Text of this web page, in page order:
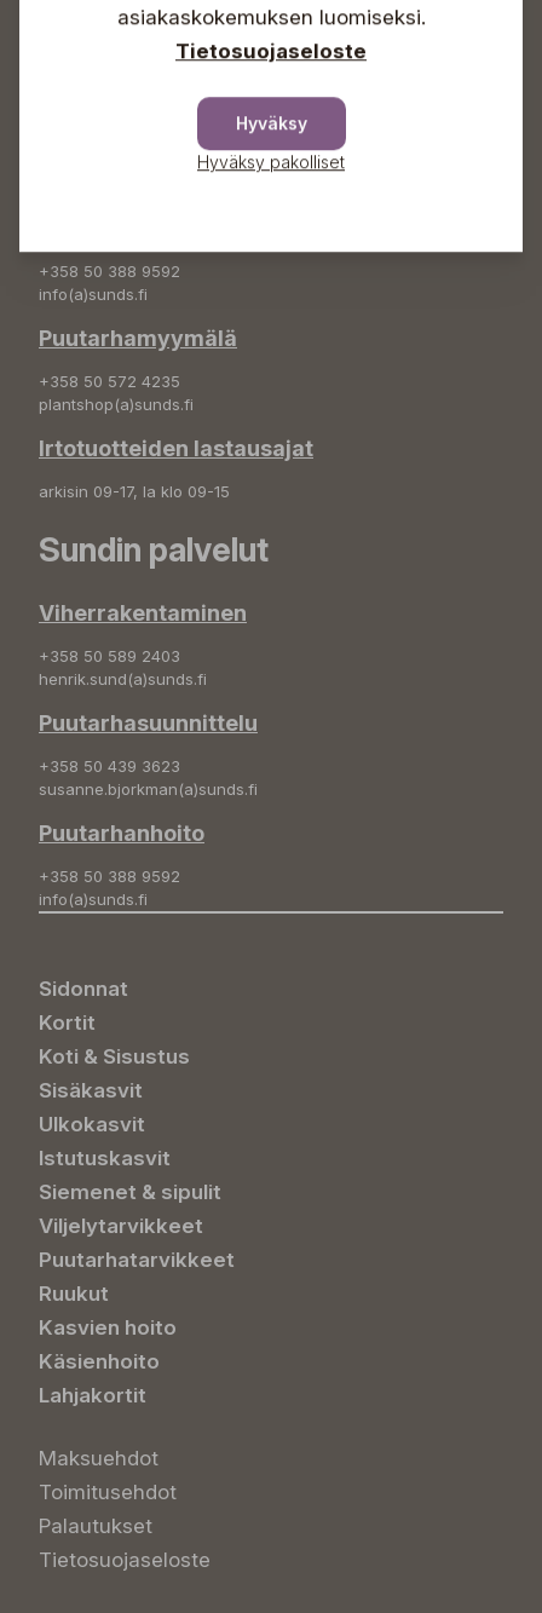
+358 50 388 9592
+358 50 388 9592
info(a)sunds.fi
Puutarhamyymälä
+358 50 572 4235
plantshop(a)sunds.fi
Irtotuotteiden lastausajat
arkisin 09-17, la klo 09-15
Sundin palvelut
Viherrakentaminen
+358 50 589 2403
henrik.sund(a)sunds.fi
Puutarhasuunnittelu
+358 50 439 3623
susanne.bjorkman(a)sunds.fi
Puutarhanhoito
+358 50 388 9592
info(a)sunds.fi
Sidonnat
Kortit
Koti & Sisustus
Sisäkasvit
Ulkokasvit
Istutuskasvit
Siemenet & sipulit
Viljelytarvikkeet
Puutarhatarvikkeet
Ruukut
Kasvien hoito
Käsienhoito
Lahjakortit
Maksuehdot
Toimitusehdot
Palautukset
Tietosuojaseloste
asiakaskokemuksen luomiseksi.
Tietosuojaseloste
Hyväksy
Hyväksy pakolliset